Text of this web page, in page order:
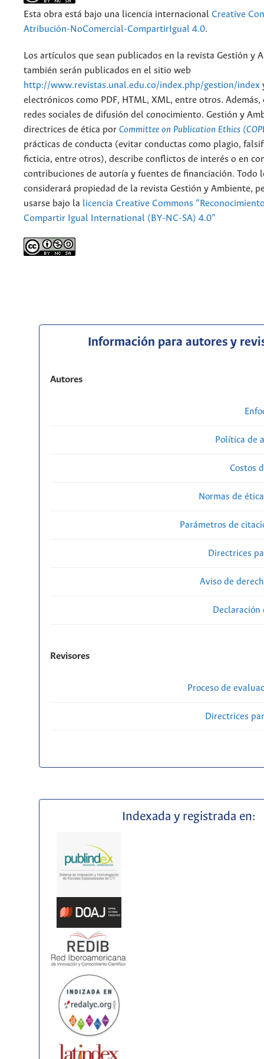
Esta obra está bajo una licencia internacional Creative
Atribución-NoComercial-CompartirIgual 4.0.
Los artículos que sean publicados en la revista Gestión y
también serán publicados en el sitio web
http://www.revistas.unal.edu.co/index.php/gestion/index
electrónicos como PDF, HTML, XML, entre otros.
redes sociales de difusión del conocimiento. Gestión y
directrices de ética por Committee on Publication Ethics
prácticas de conducta (evitar conductas como plagio,
ficticia, entre otros), describe conflictos de interés o en
contribuciones de autoría y fuentes de financiación. Todo
considerará propiedad de la revista Gestión y Ambiente,
usarse bajo la licencia Creative Commons
Compartir Igual International (BY-NC-SA) 4.0”
Información para autores y
Autores
Política de
Costos
Normas de
Parámetros de
Directrices
Aviso de
Revisores
Proceso de
Directrices
Indexada y registrada en: